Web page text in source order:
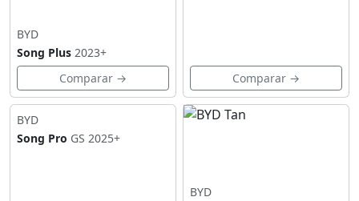
BYD
Song Plus 2023+
Comparar →
Comparar →
BYD
Song Pro GS 2025+
BYD